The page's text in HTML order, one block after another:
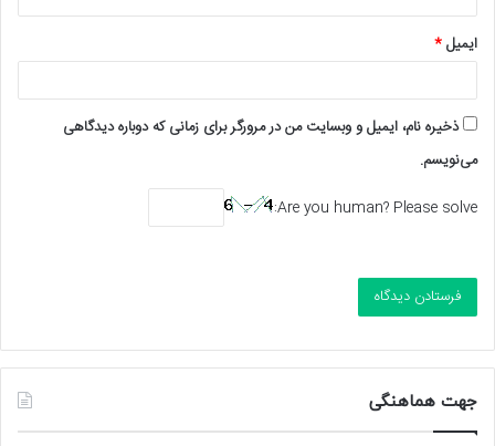
ایمیل*
ذخیره نام، ایمیل و وبسایت من در مرورگر برای زمانی که دوباره دیدگاهی
می‌نویسم.
Are you human? Please solve:
جهت هماهنگی